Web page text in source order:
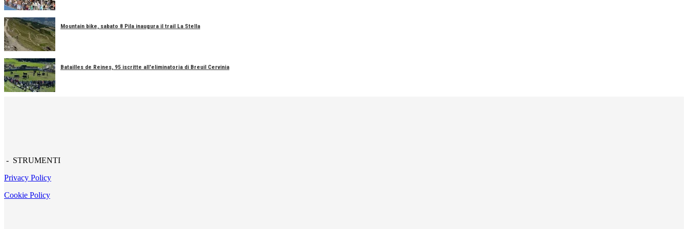
Mountain bike, sabato 8 Pila inaugura il trail La Stella
Batailles de Reines, 95 iscritte all'eliminatoria di Breuil Cervinia
- STRUMENTI
Privacy Policy
Cookie Policy